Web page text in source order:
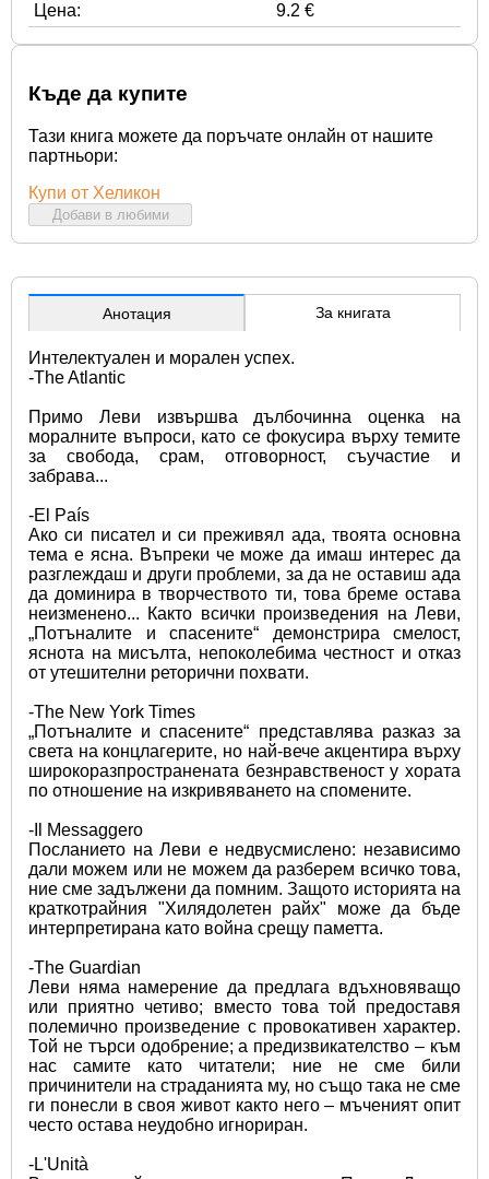
Цена:
9.2 €
Къде да купите
Тази книга можете да поръчате онлайн от нашите
партньори:
Купи от Хеликон
Добави в любими
Анотация За книгата
Интелектуален и морален успех.
-The Atlantic
Примо Леви извършва дълбочинна оценка на
моралните въпроси, като се фокусира върху темите
за свобода, срам, отговорност, съучастие и
забрава...
-El País
Ако си писател и си преживял ада, твоята основна
тема е ясна. Въпреки че може да имаш интерес да
разглеждаш и други проблеми, за да не оставиш ада
да доминира в творчеството ти, това бреме остава
неизменено... Както всички произведения на Леви,
„Потъналите и спасените“ демонстрира смелост,
яснота на мисълта, непоколебима честност и отказ
от утешителни реторични похвати.
-The New York Times
„Потъналите и спасените“ представлява разказ за
света на концлагерите, но най-вече акцентира върху
широкоразпространената безнравственост у хората
по отношение на изкривяването на спомените.
-Il Messaggero
Посланието на Леви е недвусмислено: независимо
дали можем или не можем да разберем всичко това,
ние сме задължени да помним. Защото историята на
краткотрайния "Хилядолетен райх" може да бъде
интерпретирана като война срещу паметта.
-The Guardian
Леви няма намерение да предлага вдъхновяващо
или приятно четиво; вместо това той предоставя
полемично произведение с провокативен характер.
Той не търси одобрение; а предизвикателство – към
нас самите като читатели; ние не сме били
причинители на страданията му, но също така не сме
ги понесли в своя живот както него – мъченият опит
често остава неудобно игнориран.
-L'Unità